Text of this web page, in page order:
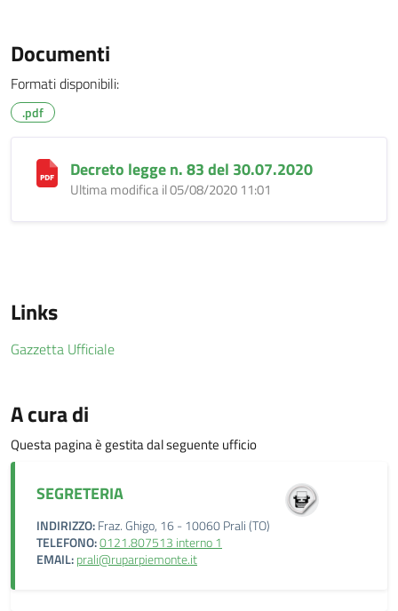
Documenti
Formati disponibili:
.pdf
Decreto legge n. 83 del 30.07.2020
Ultima modifica il 05/08/2020 11:01
Links
Gazzetta Ufficiale
A cura di
Questa pagina è gestita dal seguente ufficio
SEGRETERIA
INDIRIZZO:Fraz. Ghigo, 16 - 10060 Prali (TO)
TELEFONO:0121.807513 interno 1
EMAIL:prali@ruparpiemonte.it